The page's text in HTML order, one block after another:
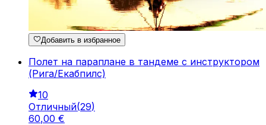
Добавить в избранное
Полет на параплане в тандеме с инструктором
(Рига/Екабпилс)
10
Отличный(29)
60,00 €